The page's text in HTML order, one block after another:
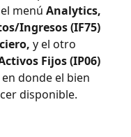
menú Analytics,
Ingresos (IF75)
y el otro
Fijos (IP06)
en donde el bien
disponible.